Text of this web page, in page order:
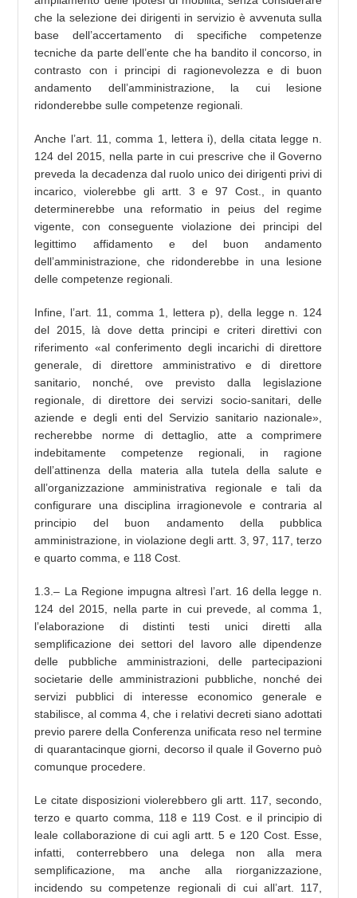
che la selezione dei dirigenti in servizio è avvenuta sulla
base dell’accertamento di specifiche competenze
tecniche da parte dell’ente che ha bandito il concorso, in
contrasto con i principi di ragionevolezza e di buon
andamento dell’amministrazione, la cui lesione
ridonderebbe sulle competenze regionali.
Anche l’art. 11, comma 1, lettera i), della citata legge n.
124 del 2015, nella parte in cui prescrive che il Governo
preveda la decadenza dal ruolo unico dei dirigenti privi di
incarico, violerebbe gli artt. 3 e 97 Cost., in quanto
determinerebbe una reformatio in peius del regime
vigente, con conseguente violazione dei principi del
legittimo affidamento e del buon andamento
dell’amministrazione, che ridonderebbe in una lesione
delle competenze regionali.
Infine, l’art. 11, comma 1, lettera p), della legge n. 124
del 2015, là dove detta principi e criteri direttivi con
riferimento «al conferimento degli incarichi di direttore
generale, di direttore amministrativo e di direttore
sanitario, nonché, ove previsto dalla legislazione
regionale, di direttore dei servizi socio-sanitari, delle
aziende e degli enti del Servizio sanitario nazionale»,
recherebbe norme di dettaglio, atte a comprimere
indebitamente competenze regionali, in ragione
dell’attinenza della materia alla tutela della salute e
all’organizzazione amministrativa regionale e tali da
configurare una disciplina irragionevole e contraria al
principio del buon andamento della pubblica
amministrazione, in violazione degli artt. 3, 97, 117, terzo
e quarto comma, e 118 Cost.
1.3.– La Regione impugna altresì l’art. 16 della legge n.
124 del 2015, nella parte in cui prevede, al comma 1,
l’elaborazione di distinti testi unici diretti alla
semplificazione dei settori del lavoro alle dipendenze
delle pubbliche amministrazioni, delle partecipazioni
societarie delle amministrazioni pubbliche, nonché dei
servizi pubblici di interesse economico generale e
stabilisce, al comma 4, che i relativi decreti siano adottati
previo parere della Conferenza unificata reso nel termine
di quarantacinque giorni, decorso il quale il Governo può
comunque procedere.
Le citate disposizioni violerebbero gli artt. 117, secondo,
terzo e quarto comma, 118 e 119 Cost. e il principio di
leale collaborazione di cui agli artt. 5 e 120 Cost. Esse,
infatti, conterrebbero una delega non alla mera
semplificazione, ma anche alla riorganizzazione,
incidendo su competenze regionali di cui all’art. 117,